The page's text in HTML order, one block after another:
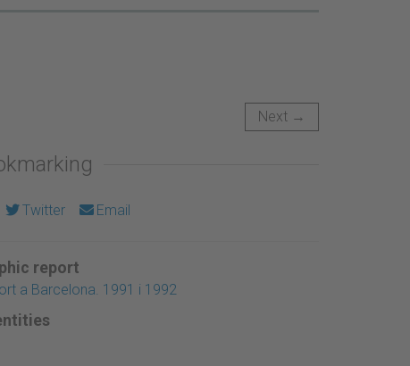
Next →
Twitter Email
report
a Barcelona. 1991 i 1992